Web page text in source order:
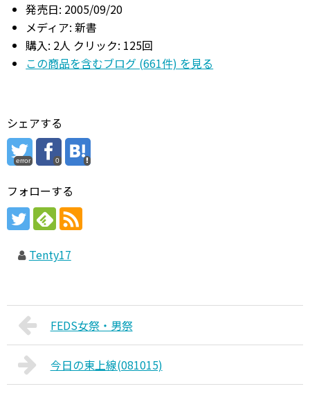
発売日: 2005/09/20
メディア: 新書
購入: 2人 クリック: 125回
この商品を含むブログ (661件) を見る
シェアする
error 0
フォローする
Tenty17
FEDS女祭・男祭
今日の東上線(081015)